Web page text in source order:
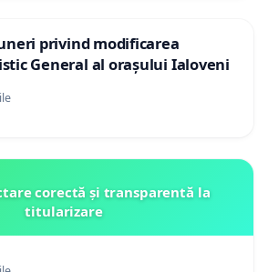
privind modificarea
General al orașului Ialoveni
corectă și transparentă la
titularizare